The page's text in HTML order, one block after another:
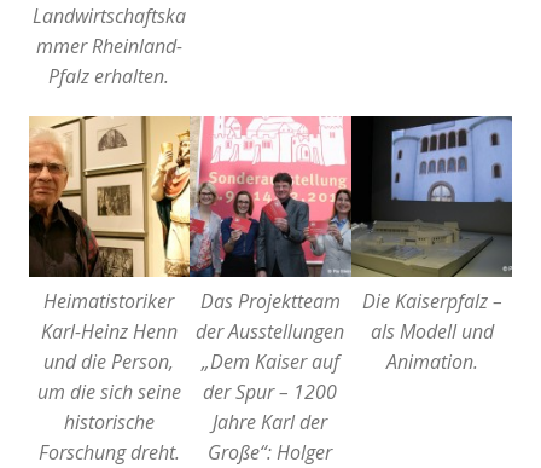
Landwirtschaftska
mmer Rheinland-
Pfalz erhalten.
Heimatistoriker
Karl-Heinz Henn
und die Person,
um die sich seine
historische
Forschung dreht.
Das Projektteam
der Ausstellungen
„Dem Kaiser auf
der Spur – 1200
Jahre Karl der
Große“: Holger
Die Kaiserpfalz –
als Modell und
Animation.